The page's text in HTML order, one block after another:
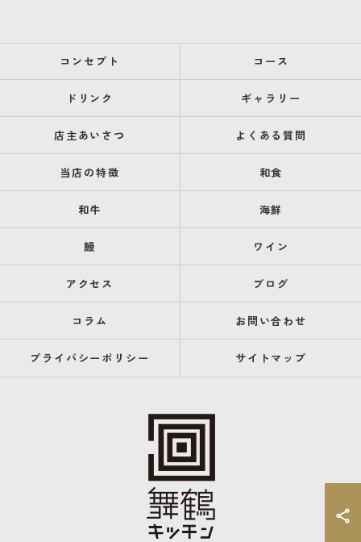
コンセプト コース
ドリンク ギャラリー
店主あいさつ よくある質問
当店の特徴 和食
和牛 海鮮
鰻 ワイン
アクセス ブログ
コラム お問い合わせ
プライバシーポリシー サイトマップ